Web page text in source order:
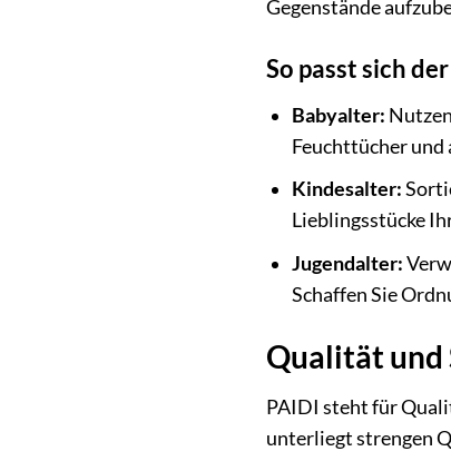
Gegenstände
So passt sich
Babyalter:
Feuchttücher und
Kindesalter:
Lieblingsstücke
Jugendalter:
Schaffen Sie
Qualität und
PAIDI steht für
unterliegt strengen